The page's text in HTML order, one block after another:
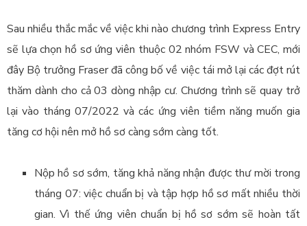
Sau nhiều thắc mắc về việc khi nào chương trình Express Entry
sẽ lựa chọn hồ sơ ứng viên thuộc 02 nhóm FSW và CEC, mới
đây Bộ trưởng Fraser đã công bố về việc tái mở lại các đợt rút
thăm dành cho cả 03 dòng nhập cư. Chương trình sẽ quay trở
lại vào tháng 07/2022 và các ứng viên tiềm năng muốn gia
tăng cơ hội nên mở hồ sơ càng sớm càng tốt.
Nộp hồ sơ sớm, tăng khả năng nhận được thư mời trong
tháng 07: việc chuẩn bị và tập hợp hồ sơ mất nhiều thời
gian. Vì thế ứng viên chuẩn bị hồ sơ sớm sẽ hoàn tất